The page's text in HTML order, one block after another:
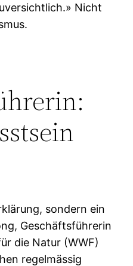
Nicht
sondern ein
Geschäftsführerin
die Natur (WWF)
regelmässig